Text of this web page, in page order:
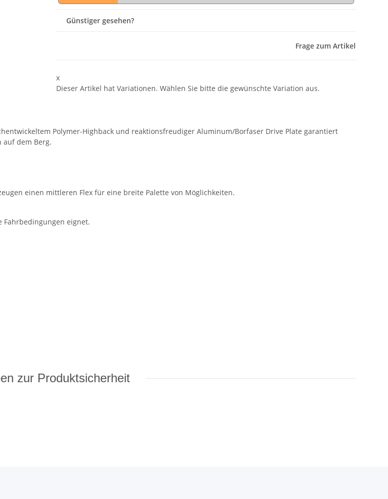
Günstiger gesehen?
Frage zum Artikel
x
Dieser Artikel hat Variationen. Wählen Sie bitte die gewünschte Variation aus.
Polymer-Highback und reaktionsfreudiger Aluminum/Borfaser Drive Plate garantiert
auf dem Berg.
einen mittleren Flex für eine breite Palette von Möglichkeiten.
Fahrbedingungen eignet.
zur Produktsicherheit